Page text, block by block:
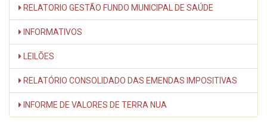
RELATORIO GESTÃO FUNDO MUNICIPAL DE SAÚDE
INFORMATIVOS
LEILÕES
RELATÓRIO CONSOLIDADO DAS EMENDAS IMPOSITIVAS
INFORME DE VALORES DE TERRA NUA